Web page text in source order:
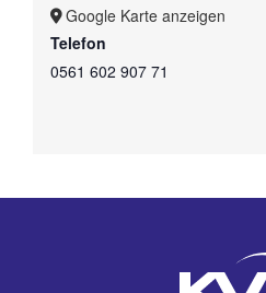
Google Karte anzeigen
Telefon
0561 602 907 71